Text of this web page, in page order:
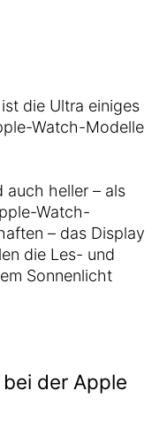
die Ultra einiges
Watch-Modelle
auch heller – als
Watch-
– das Display
die Les- und
Sonnenlicht
der Apple